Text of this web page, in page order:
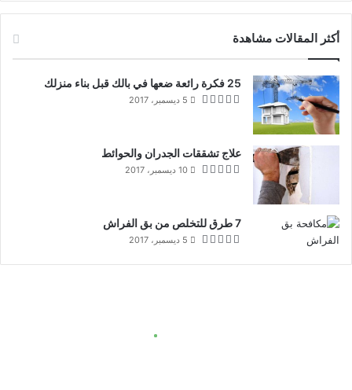
أكثر المقالات مشاهدة
25 فكرة رائعة ضعها في بالك قبل بناء منزلك
5 ديسمبر، 2017
علاج تشققات الجدران والحوائط
10 ديسمبر، 2017
7 طرق للتخلص من بق الفراش
5 ديسمبر، 2017